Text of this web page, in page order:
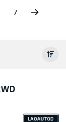
7
LAOAUTOD